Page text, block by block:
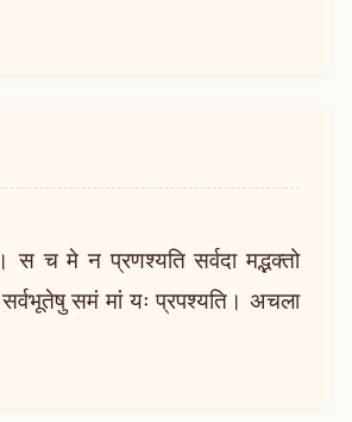
स च मे न प्रणश्यति सर्वदा मद्भक्तो
सर्वभूतेषु समं मां यः प्रपश्यति। अचला